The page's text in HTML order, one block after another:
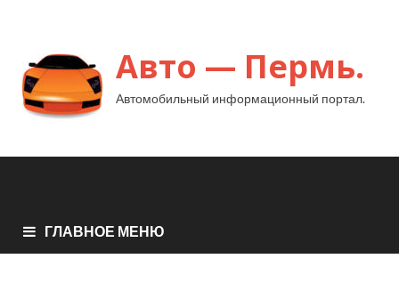
Авто — Пермь.
Автомобильный информационный портал.
ГЛАВНОЕ МЕНЮ